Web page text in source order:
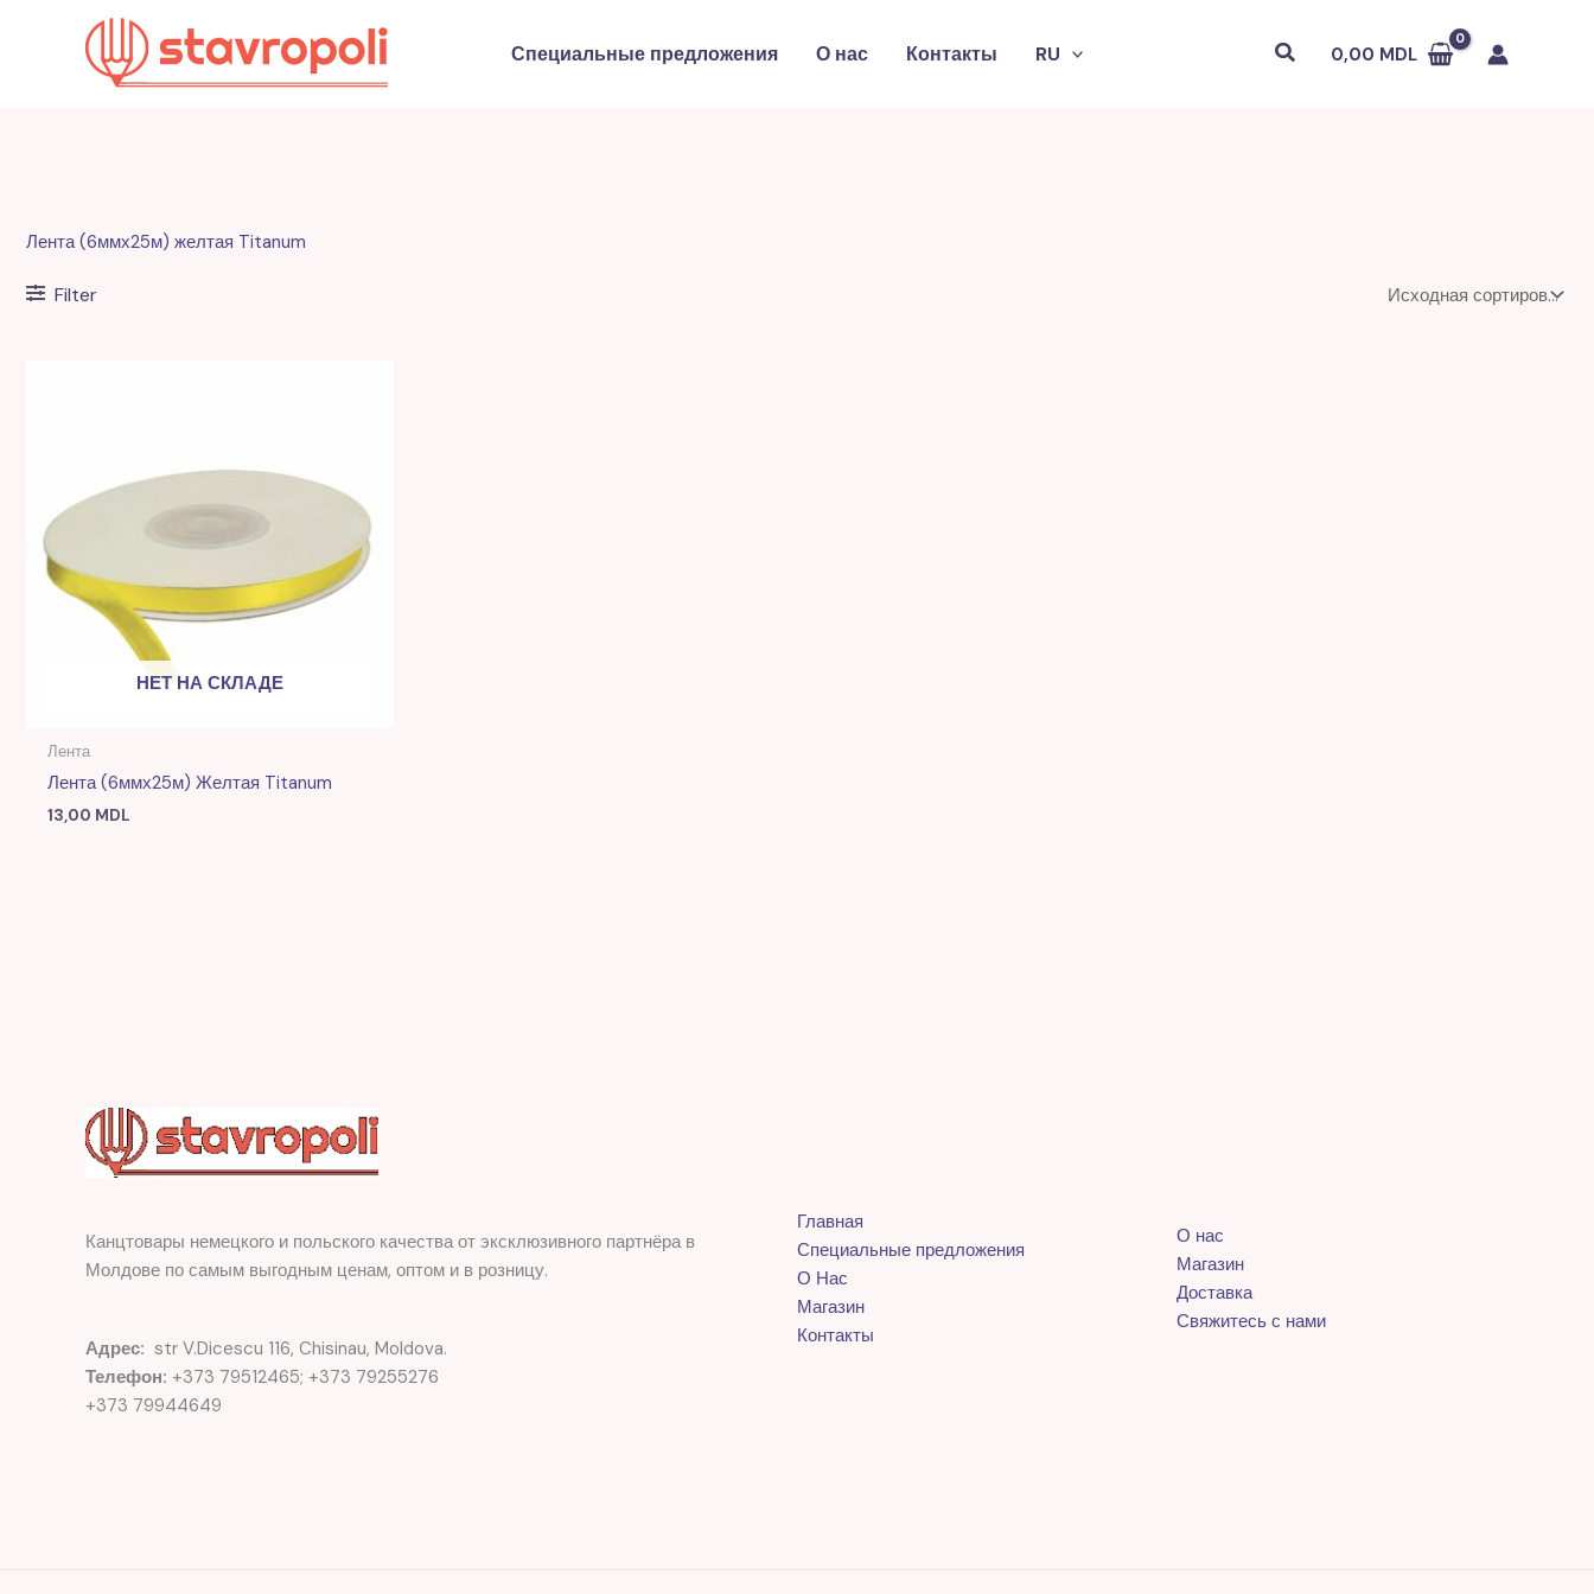
содержимому
Специальные предложения О нас Контакты RU Поиск0,00 MDL
Лента (6ммх25м) желтая Titanum
Filter
НЕТ НА СКЛАДЕ
Лента
Лента (6ммх25м) Желтая Titanum
13,00 MDL
Канцтовары немецкого и польского качества от эксклюзивного партнёра в
Молдове по самым выгодным ценам, оптом и в розницу.
Адрес: str V.Dicescu 116, Chisinau, Moldova.
Телефон: +373 79512465; +373 79255276
+373 79944649
Главная
Специальные предложения
О Нас
Магазин
Контакты
О нас
Магазин
Доставка
Свяжитесь с нами